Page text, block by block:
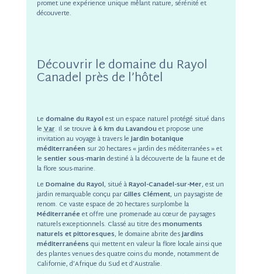
promet une expérience unique mêlant nature, sérénité et
découverte.
Découvrir le domaine du Rayol
Canadel près de l’hôtel
Le domaine du Rayol est un espace naturel protégé situé dans
leVar. Il se trouve à 6 km du Lavandou et propose une
invitation au voyage à travers lejardin botanique
méditerranéen sur 20 hectares « jardin des méditerranées » et
le sentier sous-marin destiné à la découverte de la faune et de
la flore sous-marine.
Le Domaine du Rayol, situé àRayol-Canadel-sur-Mer, est un
jardin remarquable conçu parGilles Clément, un paysagiste de
renom. Ce vaste espace de 20 hectares surplombe la
Méditerranéeet offre une promenade au cœur de paysages
naturels exceptionnels. Classé au titre desmonuments
naturels et pittoresques, le domaine abrite desjardins
méditerranéens qui mettent en valeur la flore locale ainsi que
des plantes venues des quatre coins du monde, notamment de
Californie, d’Afrique du Sud et d’Australie.